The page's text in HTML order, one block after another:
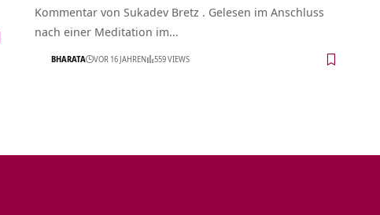
Kommentar von Sukadev Bretz . Gelesen im Anschluss
nach einer Meditation im…
BHARATA VOR 16 JAHREN 559 VIEWS